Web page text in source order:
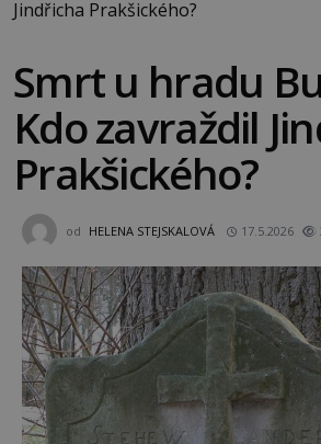
Jindřicha Prakšického?
Smrt u hradu
Kdo zavraždil
Prakšického?
od HELENA STEJSKALOVÁ 17.5.2026